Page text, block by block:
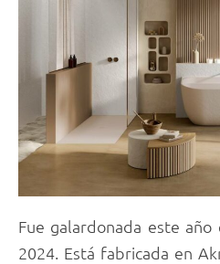
Fue galardonada este
2024. Está fabricada en